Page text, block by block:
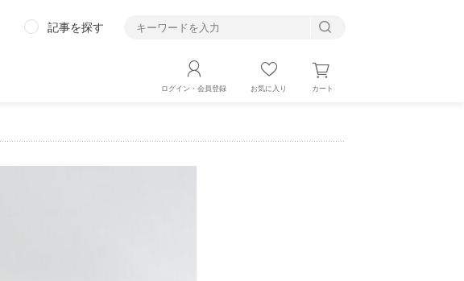
記事を探す
ログイン・会員登録 お気に入り カート